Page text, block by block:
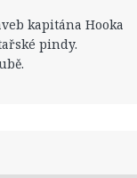
kapitána Hooka
pindy.